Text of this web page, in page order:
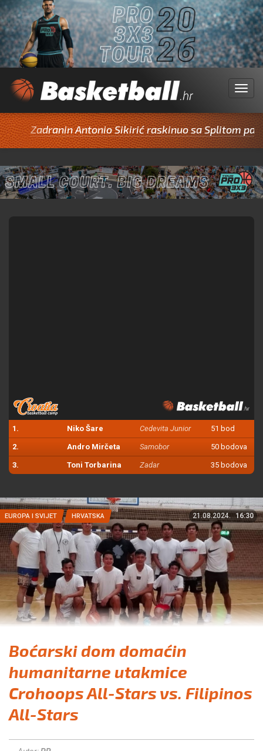
Menu
Zadranin Antonio Sikirić raskinuo sa Splitom pa
1. Niko Šare Cedevita Junior 51 bod
2. Andro Mirčeta Samobor 50 bodova
3. Toni Torbarina Zadar 35 bodova
EUROPA I SVIJET HRVATSKA 21.08.2024. 16:30
Boćarski dom domaćin
humanitarne utakmice
Crohoops All-Stars vs. Filipinos
All-Stars